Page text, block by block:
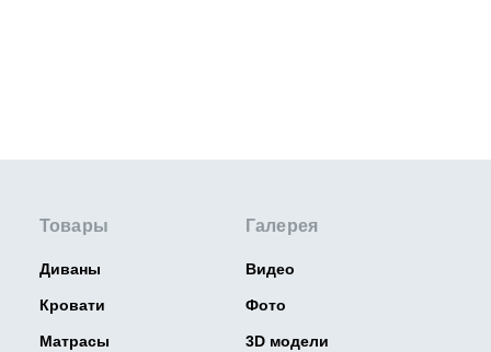
Товары
Диваны
Кровати
Матрасы
Галерея
Видео
Фото
3D модели